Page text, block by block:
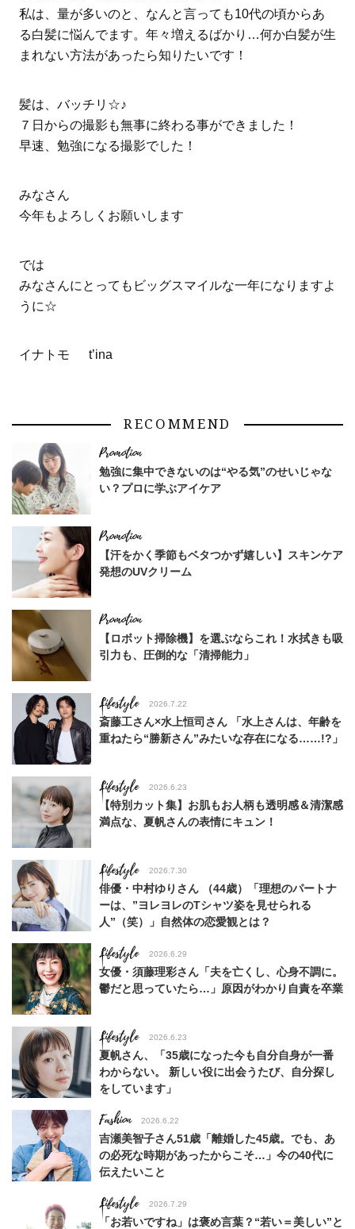
私は、量が多いのと、なんと言っても10代の頃からあ
る白髪に悩んでます。年々増えるばかり…何か白髪が生
まれない方法があったら知りたいです！
髪は、バッチリ☆♪
７日からの撮影も無事に終わる事ができました！
早速、勉強になる撮影でした！
みなさん
今年もよろしくお願いします
では
みなさんにとってもビッグスマイルな一年になりますよ
うに☆
イナトモ t’ina
RECOMMEND
勉強に集中できないのは“やる気”のせいじゃな
い？プロに学ぶアイケア
【汗をかく季節もベタつかず嬉しい】スキンケア
発想のUVクリーム
【ロボット掃除機】を選ぶならこれ！水拭きも吸
引力も、圧倒的な「清掃能力」
Lifestyle 2026.7.22
斎藤工さん×水上恒司さん 「水上さんは、年齢を
重ねたら“勝新さん”みたいな存在になる……!?」
Lifestyle 2026.6.23
【特別カット集】お肌もお人柄も透明感＆清潔感
満点な、夏帆さんの表情にキュン！
Lifestyle 2026.7.30
俳優・中村ゆりさん （44歳）「理想のパートナ
ーは、”ヨレヨレのTシャツ姿を見せられる
人”（笑）」自然体の恋愛観とは？
Lifestyle 2026.6.29
女優・須藤理彩さん「夫を亡くし、心身不調に。
鬱だと思っていたら…」原因がわかり自責を卒業
Lifestyle 2026.6.23
夏帆さん、「35歳になった今も自分自身が一番
わからない。 新しい役に出会うたび、自分探し
をしています」
Fashion 2026.6.22
吉瀬美智子さん51歳「離婚した45歳。でも、あ
の必死な時期があったからこそ…」今の40代に
伝えたいこと
Lifestyle 2026.7.29
「お若いですね」は褒め言葉？“若い＝美しい”と